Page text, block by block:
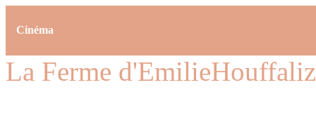
Cinéma
La Ferme d'Emilie